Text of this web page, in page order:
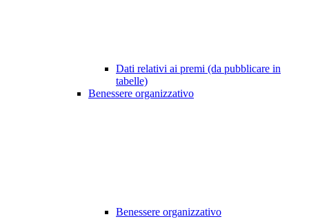
Dati relativi ai premi (da pubblicare in
tabelle)
Benessere organizzativo
Benessere organizzativo